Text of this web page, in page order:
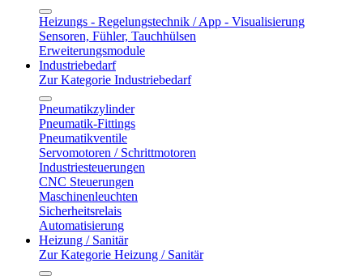
Heizungs - Regelungstechnik / App - Visualisierung
Sensoren, Fühler, Tauchhülsen
Erweiterungsmodule
Industriebedarf
Zur Kategorie Industriebedarf
Pneumatikzylinder
Pneumatik-Fittings
Pneumatikventile
Servomotoren / Schrittmotoren
Industriesteuerungen
CNC Steuerungen
Maschinenleuchten
Sicherheitsrelais
Automatisierung
Heizung / Sanitär
Zur Kategorie Heizung / Sanitär